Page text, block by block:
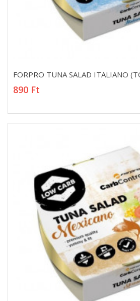
FORPRO TUNA SALAD ITALIANO
890 Ft
FORPRO TUNA SALAD ITALIANO
890 Ft